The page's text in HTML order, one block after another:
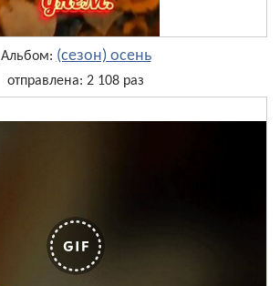
Альбом: (сезон) осень
отправлена: 2 108 раз